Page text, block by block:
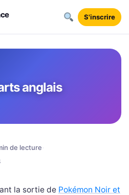
S'inscrire
anglais
de lecture·
la sortie de Pokémon Noir et